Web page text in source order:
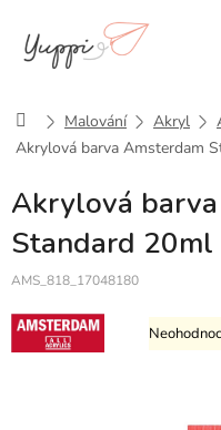
obsah
DomůMalování Akryl
Akrylová barva Amsterdam
Akrylová
Standard
AMS_818_17048180
Průměrné
hodnocení